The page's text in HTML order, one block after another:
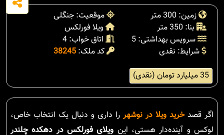
زمین: 300 متر
موقعیت: جنگلی
بنا: 350 متر
ویلا فورلکس
سرویس بهداشتی: 5
اتاق خواب: 4
شرایط: نقدی
کد ملک: 38245
35 میلیارد تومان (نقدی)
اگر قصدخرید ویلا در نوشهر را داری و دنبال یک انتخاب خاص،
لوکس و آینده‌دار هستی، این ویلای فورلکس در دهکده چلندر